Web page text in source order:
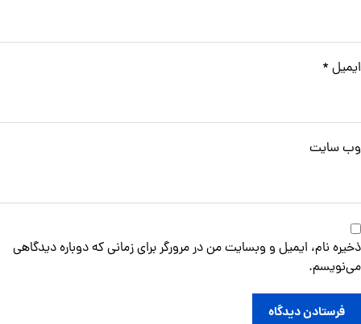
ایمیل *
وب‌ سایت
ذخیره نام، ایمیل و وبسایت من در مرورگر برای زمانی که دوباره دیدگاهی
می‌نویسم.
فرستادن دیدگاه